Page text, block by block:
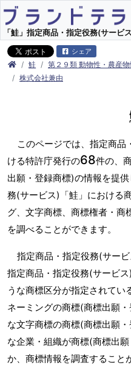
「鮭」指定商品・指定役務(サービ
シェア
鮭 第２９類 動物性・農産
株式会社兼由
このページでは、指定商
ける特許庁発行の68件の、
出願・登録商標)の情報を提
務(サービス)「鮭」における
グ、文字商標、商標権者・商
を調べることができます。
指定商品・指定役務(サー
指定商品・指定役務(サービ
うな商標区分が指定されてい
ネーミングの商標(商標出願
な文字商標の商標(商標出願
な企業・組織が商標(商標出
か、商標情報を調査すること